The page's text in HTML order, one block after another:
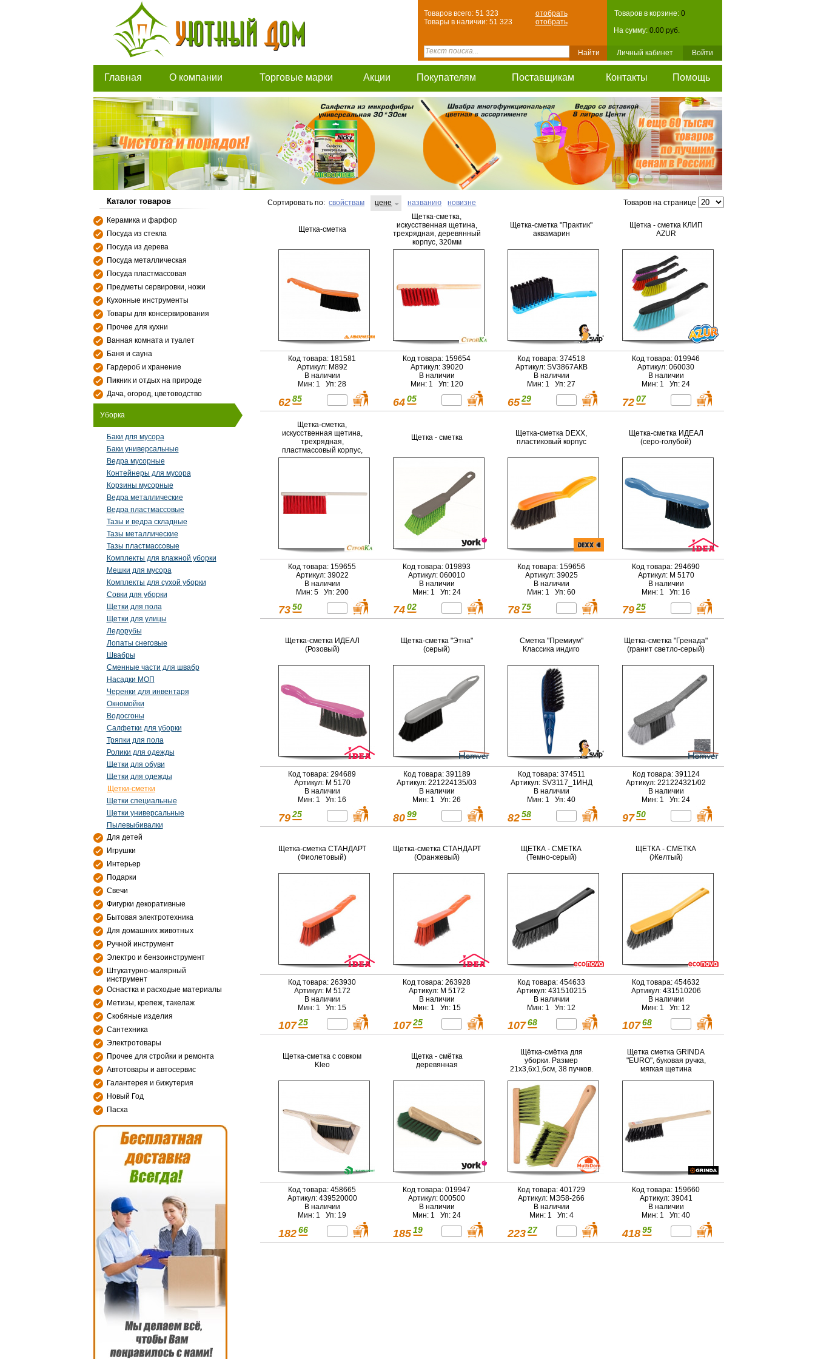
Товаров в корзине: 0
На сумму: 0.00 руб.
Личный кабинет Войти
Товаров всего: 51 323
отобрать
Товары в наличии: 51 323
отобрать
Главная О компании Торговые марки Акции Покупателям Поставщикам Контакты Помощь
Каталог товаров
Керамика и фарфор
Посуда из стекла
Посуда из дерева
Посуда металлическая
Посуда пластмассовая
Предметы сервировки, ножи
Кухонные инструменты
Товары для консервирования
Прочее для кухни
Ванная комната и туалет
Баня и сауна
Гардероб и хранение
Пикник и отдых на природе
Дача, огород, цветоводство
Уборка
Баки для мусора
Баки универсальные
Ведра мусорные
Контейнеры для мусора
Корзины мусорные
Ведра металлические
Ведра пластмассовые
Тазы и ведра складные
Тазы металлические
Тазы пластмассовые
Комплекты для влажной уборки
Мешки для мусора
Комплекты для сухой уборки
Совки для уборки
Щетки для пола
Щетки для улицы
Ледорубы
Лопаты снеговые
Швабры
Сменные части для швабр
Насадки МОП
Черенки для инвентаря
Окномойки
Водосгоны
Салфетки для уборки
Тряпки для пола
Ролики для одежды
Щетки для обуви
Щетки для одежды
Щетки-сметки
Щетки специальные
Щетки универсальные
Пылевыбивалки
Для детей
Игрушки
Интерьер
Подарки
Свечи
Фигурки декоративные
Бытовая электротехника
Для домашних животных
Ручной инструмент
Электро и бензоинструмент
Штукатурно-малярный
инструмент
Оснастка и расходые материалы
Метизы, крепеж, такелаж
Скобяные изделия
Сантехника
Электротовары
Прочее для стройки и ремонта
Автотовары и автосервис
Галантерея и бижутерия
Новый Год
Пасха
Сортировать по: свойствам цене названию новизне Товаров на странице
Щетка-сметка
Код товара: 181581
Артикул: М892
В наличии
Мин: 1 Уп: 28
62 85
Щетка-сметка,
искусственная щетина,
трехрядная, деревянный
корпус, 320мм
Код товара: 159654
Артикул: 39020
В наличии
Мин: 1 Уп: 120
64 05
Щетка-сметка "Практик"
аквамарин
Код товара: 374518
Артикул: SV3867АКВ
В наличии
Мин: 1 Уп: 27
65 29
Щетка - сметка КЛИП
AZUR
Код товара: 019946
Артикул: 060030
В наличии
Мин: 1 Уп: 24
72 07
Щетка-сметка,
искусственная щетина,
трехрядная,
пластмассовый корпус,
315мм
Код товара: 159655
Артикул: 39022
В наличии
Мин: 5 Уп: 200
73 50
Щетка - сметка
Код товара: 019893
Артикул: 060010
В наличии
Мин: 1 Уп: 24
74 02
Щетка-сметка DEXX,
пластиковый корпус
Код товара: 159656
Артикул: 39025
В наличии
Мин: 1 Уп: 60
78 75
Щетка-сметка ИДЕАЛ
(серо-голубой)
Код товара: 294690
Артикул: М 5170
В наличии
Мин: 1 Уп: 16
79 25
Щетка-сметка ИДЕАЛ
(Розовый)
Код товара: 294689
Артикул: М 5170
В наличии
Мин: 1 Уп: 16
79 25
Щетка-сметка "Этна"
(серый)
Код товара: 391189
Артикул: 221224135/03
В наличии
Мин: 1 Уп: 26
80 99
Сметка "Премиум"
Классика индиго
Код товара: 374511
Артикул: SV3117_1ИНД
В наличии
Мин: 1 Уп: 40
82 58
Щетка-сметка "Гренада"
(гранит светло-серый)
Код товара: 391124
Артикул: 221224321/02
В наличии
Мин: 1 Уп: 24
97 50
Щетка-сметка СТАНДАРТ
(Фиолетовый)
Код товара: 263930
Артикул: М 5172
В наличии
Мин: 1 Уп: 15
107 25
Щетка-сметка СТАНДАРТ
(Оранжевый)
Код товара: 263928
Артикул: М 5172
В наличии
Мин: 1 Уп: 15
107 25
ЩЕТКА - СМЕТКА
(Темно-серый)
Код товара: 454633
Артикул: 431510215
В наличии
Мин: 1 Уп: 12
107 68
ЩЕТКА - СМЕТКА
(Желтый)
Код товара: 454632
Артикул: 431510206
В наличии
Мин: 1 Уп: 12
107 68
Щетка-сметка с совком
Kleo
Код товара: 458665
Артикул: 439520000
В наличии
Мин: 1 Уп: 19
182 66
Щетка - смётка
деревянная
Код товара: 019947
Артикул: 000500
В наличии
Мин: 1 Уп: 24
185 19
Щётка-смётка для
уборки. Размер
21х3,6х1,6см, 38 пучков.
Код товара: 401729
Артикул: МЭ58-266
В наличии
Мин: 1 Уп: 4
223 27
Щетка сметка GRINDA
"EURO", буковая ручка,
мягкая щетина
Код товара: 159660
Артикул: 39041
В наличии
Мин: 1 Уп: 40
418 95